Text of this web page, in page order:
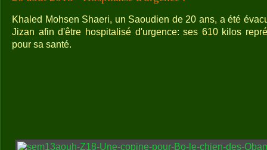
Khaled Mohsen Shaeri, un Saoudien de 20 ans, a été
Jizan afin d'être hospitalisé d'urgence: ses 610 kilos
pour sa santé.